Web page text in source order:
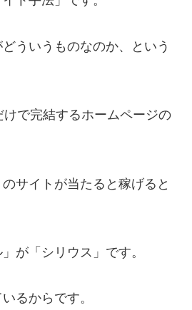
ういうものなのか、という
で完結するホームページの
サイトが当たると稼げると
が「シリウス」です。
るからです。